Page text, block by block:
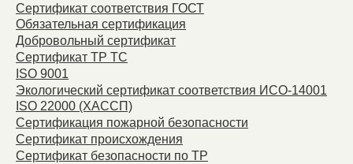
Сертификат соответствия ГОСТ
Обязательная сертификация
Добровольный сертификат
Сертификат ТР ТС
ISO 9001
Экологический сертификат соответствия ИСО-14001
ISO 22000 (ХАССП)
Сертификация пожарной безопасности
Сертификат происхождения
Сертификат безопасности по ТР